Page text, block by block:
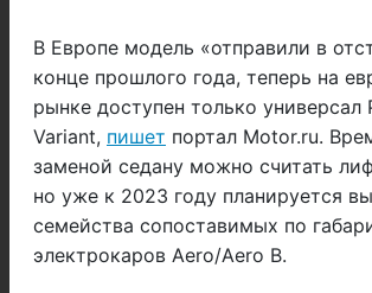
В Европе модель «отправили в
конце прошлого года, теперь на
рынке доступен только универсал
Variant, пишет портал Motor.ru.
заменой седану можно считать
но уже к 2023 году планируется
семейства сопоставимых по
электрокаров Aero/Aero B.